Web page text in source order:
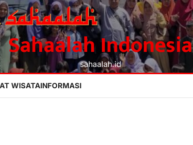
Sahaalah Indonesia
sahaalah.id
WISATAINFORMASI